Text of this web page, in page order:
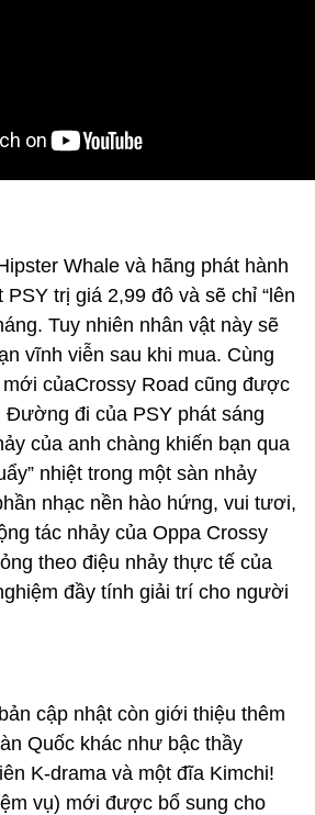
Whale và hãng phát hành
trị giá 2,99 đô và sẽ chỉ “lên
Tuy nhiên nhân vật này sẽ
vĩnh viễn sau khi mua. Cùng
củaCrossy Road cũng được
đi của PSY phát sáng
của anh chàng khiến bạn qua
nhiệt trong một sàn nhảy
nhạc nền hào hứng, vui tươi,
tác nhảy của Oppa Crossy
theo điệu nhảy thực tế của
đầy tính giải trí cho người
cập nhật còn giới thiệu thêm
Quốc khác như bậc thầy
K-drama và một đĩa Kimchi!
vụ) mới được bổ sung cho